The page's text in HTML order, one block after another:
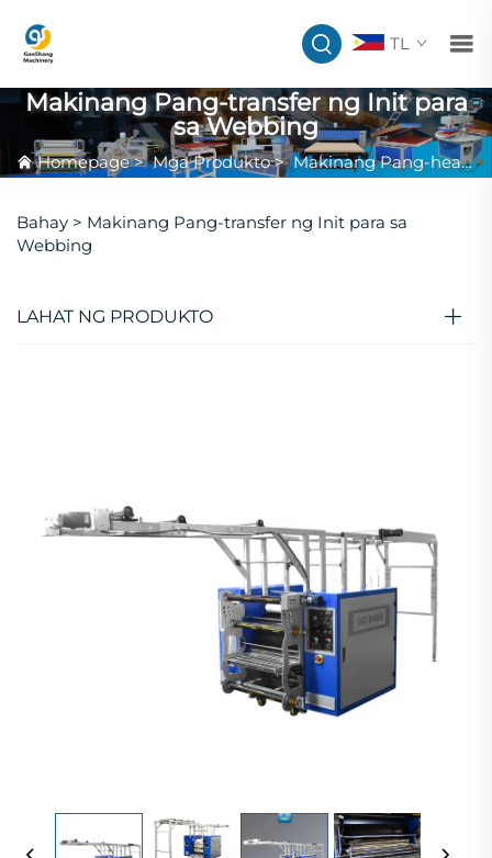
TL
Makinang Pang-transfer ng Init para
sa Webbing
Homepage>Mga Produkto>Makinang Pang-heat Transfer na May Rolyer
Bahay > Makinang Pang-transfer ng Init para sa
Webbing
LAHAT NG PRODUKTO